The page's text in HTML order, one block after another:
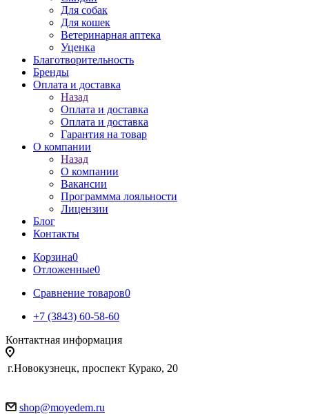
Для собак
Для кошек
Ветеринарная аптека
Уценка
Благотворительность
Бренды
Оплата и доставка
Назад
Оплата и доставка
Оплата и доставка
Гарантия на товар
О компании
Назад
О компании
Вакансии
Программма лояльности
Лицензии
Блог
Контакты
Корзина0
Отложенные0
Сравнение товаров0
+7 (3843) 60-58-60
Контактная информация
г.Новокузнецк, проспект Курако, 20
shop@moyedem.ru